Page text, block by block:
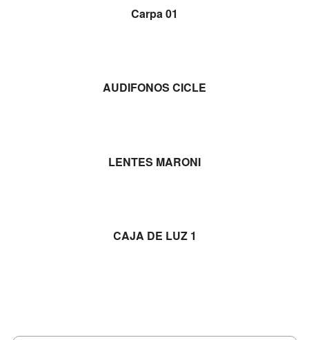
LEER MÁS
Carpa 01
LEER MÁS
AUDIFONOS CICLE
LEER MÁS
LENTES MARONI
LEER MÁS
CAJA DE LUZ 1